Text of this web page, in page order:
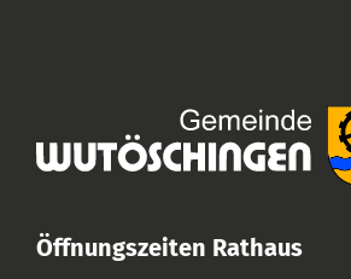
Öffnungszeiten Rathaus